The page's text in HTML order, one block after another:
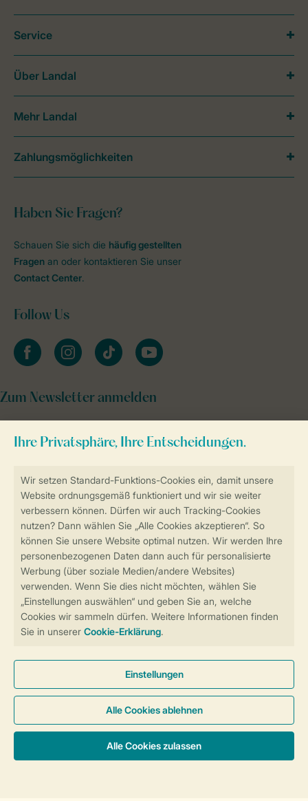
Sicherstellung Deiner Privatsphäre
Sicher und schnell zur Online-Buchung
Sichere Datenübertragung
Sicheres Bezahlen
Haben Sie Fragen?
Schauen Sie sich die häufig gestellten
Fragen an oder kontaktieren Sie unser
Contact Center.
Follow Us
facebookinstagramtiktok youtube
Zum Newsletter anmelden
Service
Über Landal
Mehr Landal
Zahlungsmöglichkeiten
Cookies und Banner
Barrierefreiheit
© 2026 Landal GreenParks GmbH